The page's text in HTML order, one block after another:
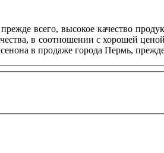
всего, высокое качество
в соотношении с хорошей
в продаже города Пермь,